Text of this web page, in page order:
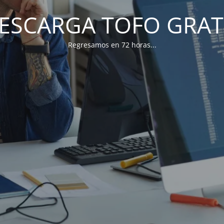
TOFO
Regresamos en 72 horas...